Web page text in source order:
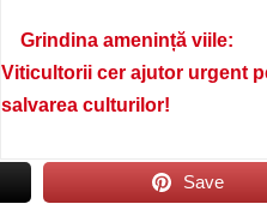
Grindina amenință viile:
Viticultorii cer ajutor urgent
salvarea culturilor!
Save